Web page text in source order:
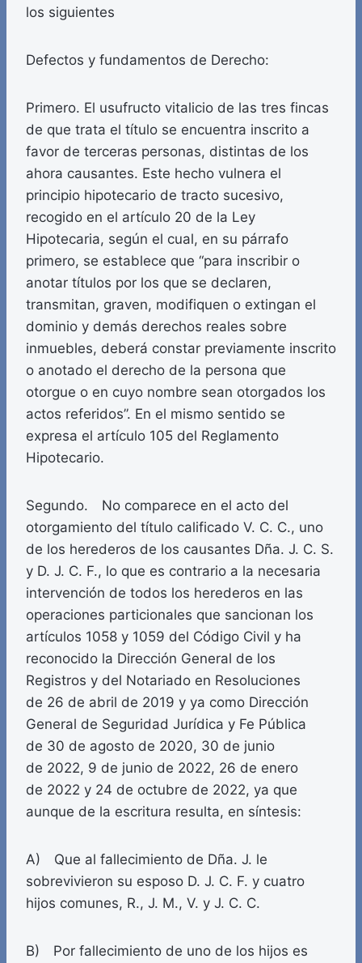
los siguientes
Defectos y fundamentos de Derecho:
Primero. El usufructo vitalicio de las tres fincas
de que trata el título se encuentra inscrito a
favor de terceras personas, distintas de los
ahora causantes. Este hecho vulnera el
principio hipotecario de tracto sucesivo,
recogido en el artículo 20 de la Ley
Hipotecaria, según el cual, en su párrafo
primero, se establece que “para inscribir o
anotar títulos por los que se declaren,
transmitan, graven, modifiquen o extingan el
dominio y demás derechos reales sobre
inmuebles, deberá constar previamente inscrito
o anotado el derecho de la persona que
otorgue o en cuyo nombre sean otorgados los
actos referidos”. En el mismo sentido se
expresa el artículo 105 del Reglamento
Hipotecario.
Segundo. No comparece en el acto del
otorgamiento del título calificado V. C. C., uno
de los herederos de los causantes Dña. J. C. S.
y D. J. C. F., lo que es contrario a la necesaria
intervención de todos los herederos en las
operaciones particionales que sancionan los
artículos 1058 y 1059 del Código Civil y ha
reconocido la Dirección General de los
Registros y del Notariado en Resoluciones
de 26 de abril de 2019 y ya como Dirección
General de Seguridad Jurídica y Fe Pública
de 30 de agosto de 2020, 30 de junio
de 2022, 9 de junio de 2022, 26 de enero
de 2022 y 24 de octubre de 2022, ya que
aunque de la escritura resulta, en síntesis:
A) Que al fallecimiento de Dña. J. le
sobrevivieron su esposo D. J. C. F. y cuatro
hijos comunes, R., J. M., V. y J. C. C.
B) Por fallecimiento de uno de los hijos es